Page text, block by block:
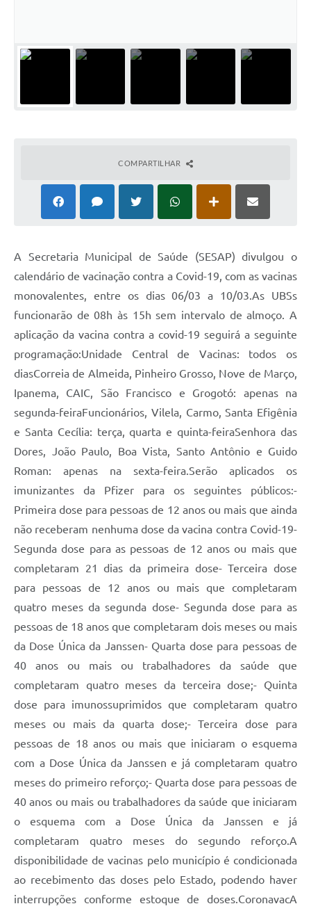
Festival Gastronômico
Plano Municipal de Saneamento Básico
Regularização de bairros
Carta de Serviços
Arquivos para Download
Legislação
Telefones Úteis
SIC
COMPARTILHAR
A Secretaria Municipal de Saúde (SESAP) divulgou o
calendário de vacinação contra a Covid-19, com as vacinas
monovalentes, entre os dias 06/03 a 10/03.As UBSs
funcionarão de 08h às 15h sem intervalo de almoço. A
aplicação da vacina contra a covid-19 seguirá a seguinte
programação:Unidade Central de Vacinas: todos os
diasCorreia de Almeida, Pinheiro Grosso, Nove de Março,
Ipanema, CAIC, São Francisco e Grogotó: apenas na
segunda-feiraFuncionários, Vilela, Carmo, Santa Efigênia
e Santa Cecília: terça, quarta e quinta-feiraSenhora das
Dores, João Paulo, Boa Vista, Santo Antônio e Guido
Roman: apenas na sexta-feira.Serão aplicados os
imunizantes da Pfizer para os seguintes públicos:-
Primeira dose para pessoas de 12 anos ou mais que ainda
não receberam nenhuma dose da vacina contra Covid-19-
Segunda dose para as pessoas de 12 anos ou mais que
completaram 21 dias da primeira dose- Terceira dose
para pessoas de 12 anos ou mais que completaram
quatro meses da segunda dose- Segunda dose para as
pessoas de 18 anos que completaram dois meses ou mais
da Dose Única da Janssen- Quarta dose para pessoas de
40 anos ou mais ou trabalhadores da saúde que
completaram quatro meses da terceira dose;- Quinta
dose para imunossuprimidos que completaram quatro
meses ou mais da quarta dose;- Terceira dose para
pessoas de 18 anos ou mais que iniciaram o esquema
com a Dose Única da Janssen e já completaram quatro
meses do primeiro reforço;- Quarta dose para pessoas de
40 anos ou mais ou trabalhadores da saúde que iniciaram
o esquema com a Dose Única da Janssen e já
completaram quatro meses do segundo reforço.A
disponibilidade de vacinas pelo município é condicionada
ao recebimento das doses pelo Estado, podendo haver
interrupções conforme estoque de doses.CoronavacA